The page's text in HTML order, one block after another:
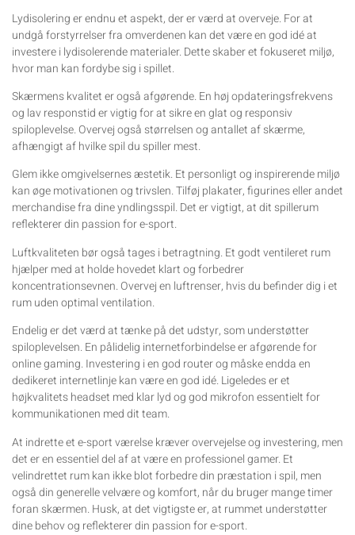
Lydisolering er endnu et aspekt, der er værd at overveje. For at
undgå forstyrrelser fra omverdenen kan det være en god idé at
investere i lydisolerende materialer. Dette skaber et fokuseret miljø,
hvor man kan fordybe sig i spillet.
Skærmens kvalitet er også afgørende. En høj opdateringsfrekvens
og lav responstid er vigtig for at sikre en glat og responsiv
spiloplevelse. Overvej også størrelsen og antallet af skærme,
afhængigt af hvilke spil du spiller mest.
Glem ikke omgivelsernes æstetik. Et personligt og inspirerende miljø
kan øge motivationen og trivslen. Tilføj plakater, figurines eller andet
merchandise fra dine yndlingsspil. Det er vigtigt, at dit spillerum
reflekterer din passion for e-sport.
Luftkvaliteten bør også tages i betragtning. Et godt ventileret rum
hjælper med at holde hovedet klart og forbedrer
koncentrationsevnen. Overvej en luftrenser, hvis du befinder dig i et
rum uden optimal ventilation.
Endelig er det værd at tænke på det udstyr, som understøtter
spiloplevelsen. En pålidelig internetforbindelse er afgørende for
online gaming. Investering i en god router og måske endda en
dedikeret internetlinje kan være en god idé. Ligeledes er et
højkvalitets headset med klar lyd og god mikrofon essentielt for
kommunikationen med dit team.
At indrette et e-sport værelse kræver overvejelse og investering, men
det er en essentiel del af at være en professionel gamer. Et
velindrettet rum kan ikke blot forbedre din præstation i spil, men
også din generelle velvære og komfort, når du bruger mange timer
foran skærmen. Husk, at det vigtigste er, at rummet understøtter
dine behov og reflekterer din passion for e-sport.